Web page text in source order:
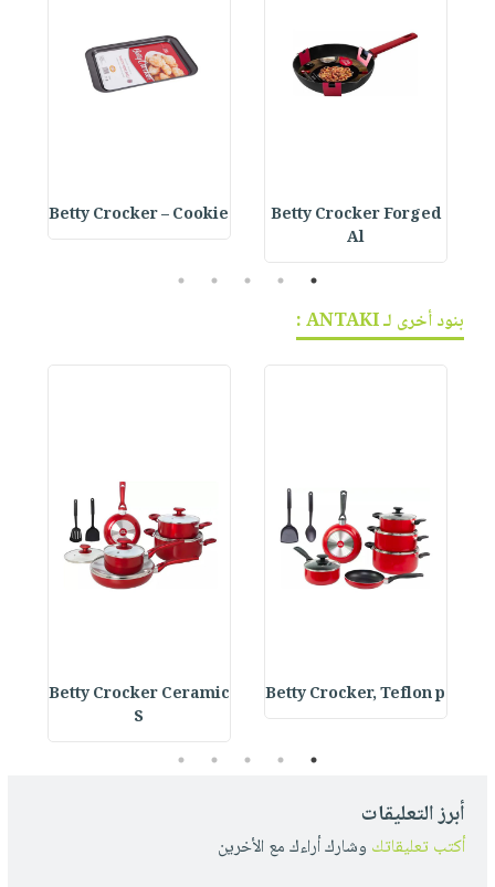
Betty Crocker Forged
Al
Betty Crocker – Cookie
1
2
3
4
5
بنود أخرى لـ ANTAKI :
Betty Crocker, Teflon p
Betty Crocker Ceramic
S
1
2
3
4
5
أبرز التعليقات
أكتب تعليقاتك وشارك أراءك مع الأخرين